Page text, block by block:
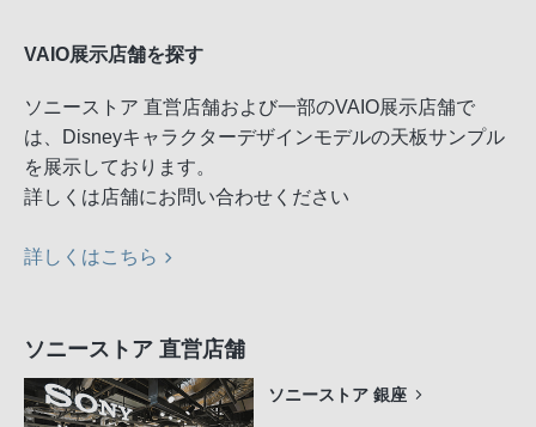
VAIO展示店舗を探す
ソニーストア 直営店舗および一部のVAIO展示店舗で
は、Disneyキャラクターデザインモデルの天板サンプル
を展示しております。
詳しくは店舗にお問い合わせください
詳しくはこちら
ソニーストア 直営店舗
ソニーストア 銀座